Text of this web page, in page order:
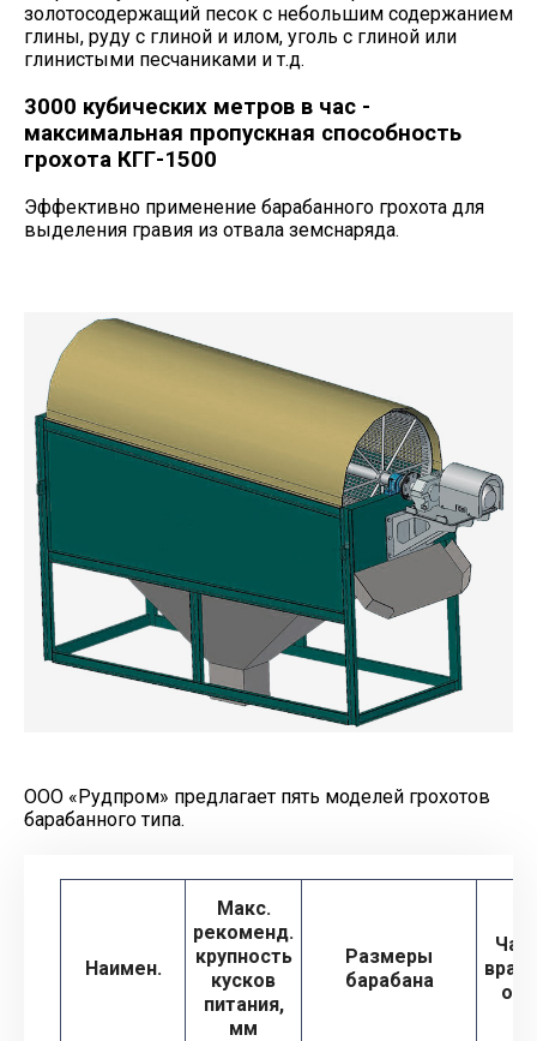
золотосодержащий песок с небольшим содержанием
глины, руду с глиной и илом, уголь с глиной или
глинистыми песчаниками и т.д.
3000 кубических метров в час -
максимальная пропускная способность
грохота КГГ-1500
Эффективно применение барабанного грохота для
выделения гравия из отвала земснаряда.
ООО «Рудпром» предлагает пять моделей грохотов
барабанного типа.
Наимен.
Макс.
рекоменд.
крупность
кусков
питания,
мм
Размеры
барабана
об/